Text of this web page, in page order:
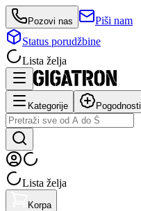
Pozovi nas
Piši nam
Status porudžbine
Lista želja
Kategorije Pogodnosti
Lista želja
Korpa